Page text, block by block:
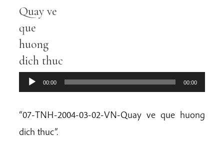
Quay ve
que
huong
dich thuc
00:00 00:00
“07-TNH-2004-03-02-VN-Quay ve que huong
dich thuc”.